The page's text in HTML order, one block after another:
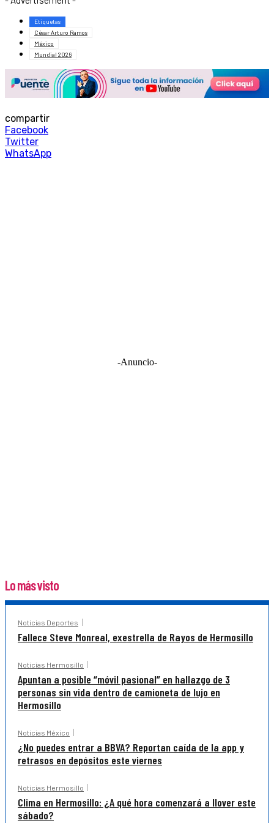
Etiquetas
César Arturo Ramos
México
Mundial 2026
compartir
Facebook
Twitter
WhatsApp
-Anuncio-
Lo más visto
Noticias Deportes
Fallece Steve Monreal, exestrella de Rayos de Hermosillo
Noticias Hermosillo
Apuntan a posible “móvil pasional” en hallazgo de 3
personas sin vida dentro de camioneta de lujo en
Hermosillo
Noticias México
¿No puedes entrar a BBVA? Reportan caída de la app y
retrasos en depósitos este viernes
Noticias Hermosillo
Clima en Hermosillo: ¿A qué hora comenzará a llover este
sábado?